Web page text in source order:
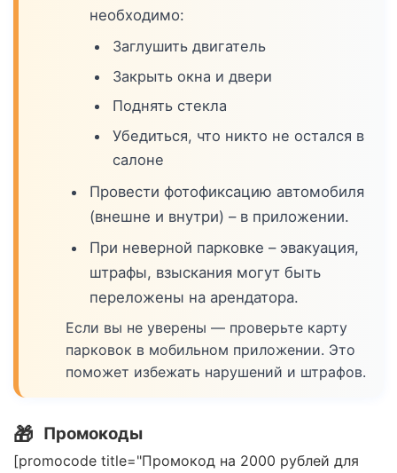
необходимо:
Заглушить двигатель
Закрыть окна и двери
Поднять стекла
Убедиться, что никто не остался в
салоне
Провести фотофиксацию автомобиля
(внешне и внутри) – в приложении.
При неверной парковке – эвакуация,
штрафы, взыскания могут быть
переложены на арендатора.
Если вы не уверены — проверьте карту
парковок в мобильном приложении. Это
поможет избежать нарушений и штрафов.
🎁 Промокоды
[promocode title="Промокод на 2000 рублей для